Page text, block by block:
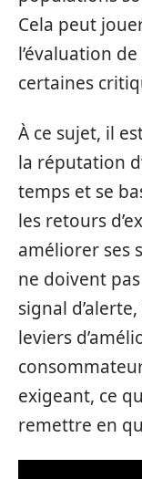
Cela peut
l’évaluation
certaines
À ce sujet, il
la réputation
temps et se
les retours
améliorer ses
ne doivent
signal
leviers
exigeant, ce
remettre en